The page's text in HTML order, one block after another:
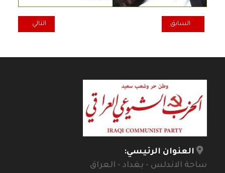
المقال السابق: ندوة حوارية عن تأثير الربط السككي مع دول الجوار على
السابق المقال التالي:
التالي
العنوان الرئيسي:
ساحة الاندلس - بغداد - العراق